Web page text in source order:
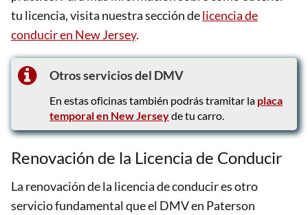
tu licencia, visita nuestra sección delicencia de
conducir en New Jersey.
Otros servicios del DMV
En estas oficinas también podrás tramitar la placa
temporal en New Jerseyde tu carro.
Renovación de la Licencia de Conducir
La renovación de la licencia de conducir es otro
servicio fundamental que el DMV en Paterson